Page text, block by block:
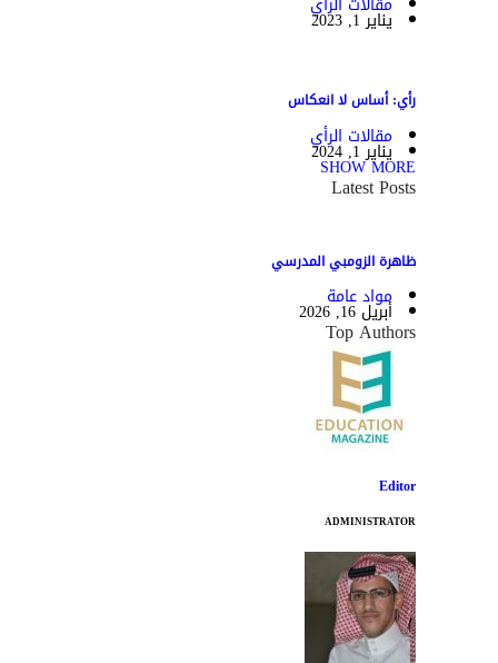
يناير 1, 2023
رأي: أساس لا انعكاس
مقالات الرأي
يناير 1, 2024
SHOW MORE
Latest Posts
ظاهرة الزومبي المدرسي
مواد عامة
أبريل 16, 2026
Top Authors
Editor
ADMINISTRATOR